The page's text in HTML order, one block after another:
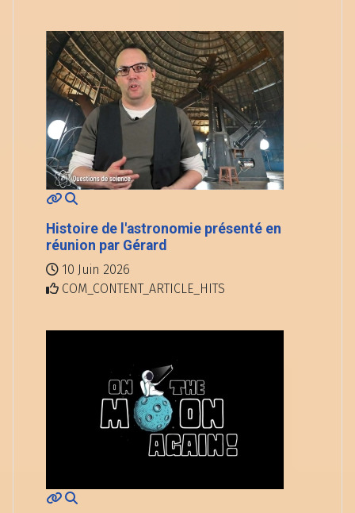
Histoire de l'astronomie présenté en
réunion par Gérard
10 Juin 2026
COM_CONTENT_ARTICLE_HITS